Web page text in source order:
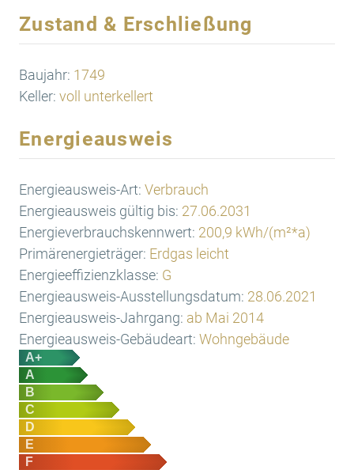
Zustand & Erschließung
Baujahr: 1749
Keller: voll unterkellert
Energieausweis
Energieausweis-Art: Verbrauch
Energieausweis gültig bis: 27.06.2031
Energieverbrauchskennwert: 200,9 kWh/(m²*a)
Primärenergieträger: Erdgas leicht
Energieeffizienzklasse: G
Energieausweis-Ausstellungsdatum: 28.06.2021
Energieausweis-Jahrgang: ab Mai 2014
Energieausweis-Gebäudeart: Wohngebäude
A+
A
B
C
D
E
F